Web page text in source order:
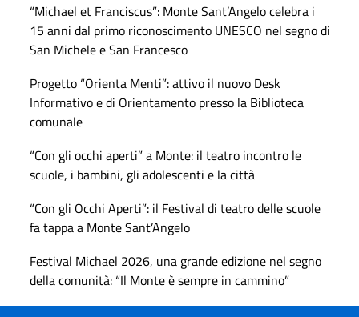
“Michael et Franciscus”: Monte Sant’Angelo celebra i
15 anni dal primo riconoscimento UNESCO nel segno di
San Michele e San Francesco
Progetto “Orienta Menti”: attivo il nuovo Desk
Informativo e di Orientamento presso la Biblioteca
comunale
“Con gli occhi aperti” a Monte: il teatro incontro le
scuole, i bambini, gli adolescenti e la città
“Con gli Occhi Aperti”: il Festival di teatro delle scuole
fa tappa a Monte Sant’Angelo
Festival Michael 2026, una grande edizione nel segno
della comunità: “Il Monte è sempre in cammino”